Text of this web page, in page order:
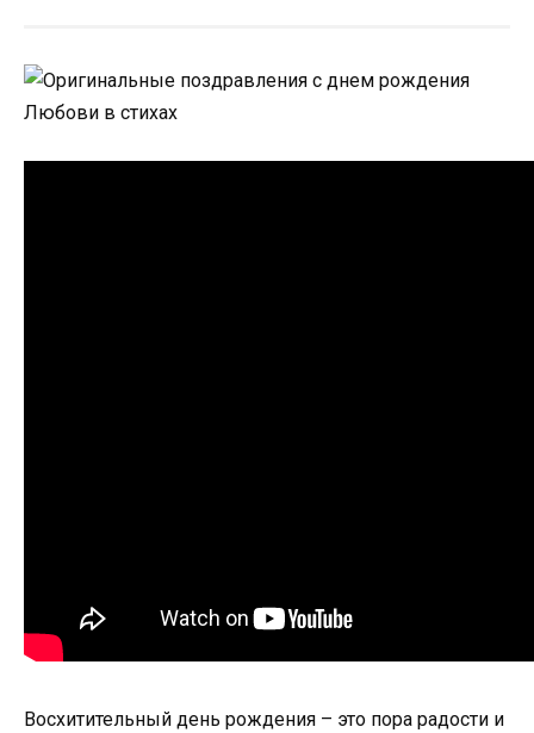
Восхитительный день рождения – это пора радости и